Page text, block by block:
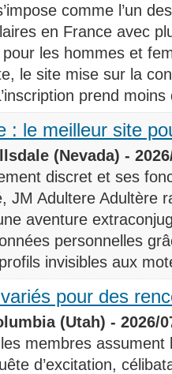
comme l’un
en France avec
les hommes et
le site mise sur la
prend
: le meilleur site
(Nevada) -
discret et ses
JM Adultere Adultère
aventure
personnelles
invisibles aux
pour des
(Utah) - 2026/
membres
d’excitation,